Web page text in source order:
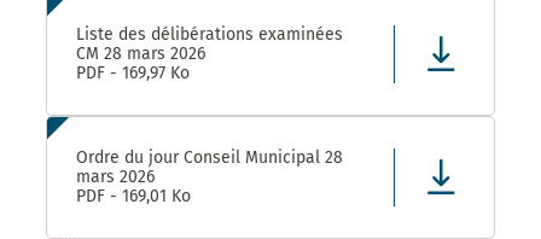
Liste des délibérations examinées
CM 28 mars 2026
PDF - 169,97 Ko
Ordre du jour Conseil Municipal 28
mars 2026
PDF - 169,01 Ko